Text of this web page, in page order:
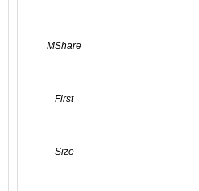
MShare
First
Size